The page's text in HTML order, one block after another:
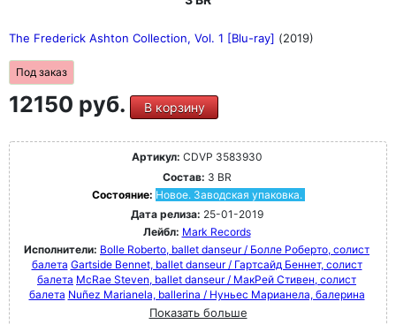
The Frederick Ashton Collection, Vol. 1 [Blu-ray] (2019)
Под заказ
12150 руб. В корзину
Артикул: CDVP 3583930
Состав: 3 BR
Состояние: Новое. Заводская упаковка.
Дата релиза: 25-01-2019
Лейбл: Mark Records
Исполнители: Bolle Roberto, ballet danseur / Болле Роберто, солист
балета Gartside Bennet, ballet danseur / Гартсайд Беннет, солист
балета McRae Steven, ballet danseur / МакРей Стивен, солист
балета Nuñez Marianela, ballerina / Нуньес Марианела, балерина
Показать больше